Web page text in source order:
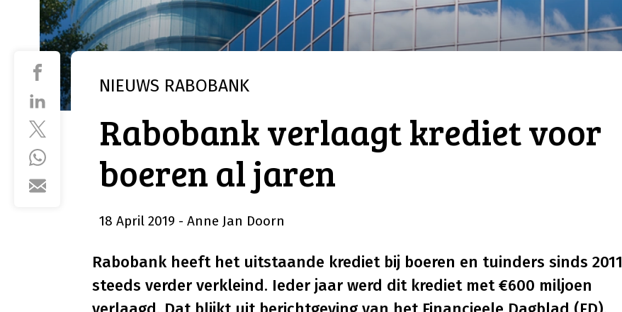
NIEUWS RABOBANK
Rabobank verlaagt krediet voor
boeren al jaren
18 April 2019 - Anne Jan Doorn
Rabobank heeft het uitstaande krediet bij boeren en tuinders sinds 2011
steeds verder verkleind. Ieder jaar werd dit krediet met €600 miljoen